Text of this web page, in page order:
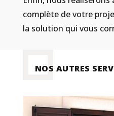
complète de votre
la solution qui vous
NOS AUTRES